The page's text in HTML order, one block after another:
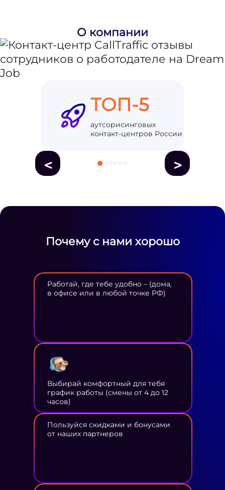
О компании
ТОП-5
аутсорисинговых
контакт-центров России
< >
Почему с нами хорошо
Работай, где тебе удобно – (дома,
в офисе или в любой точке РФ)
Выбирай комфортный для тебя
график работы (смены от 4 до 12
часов)
Пользуйся скидками и бонусами
от наших партнеров